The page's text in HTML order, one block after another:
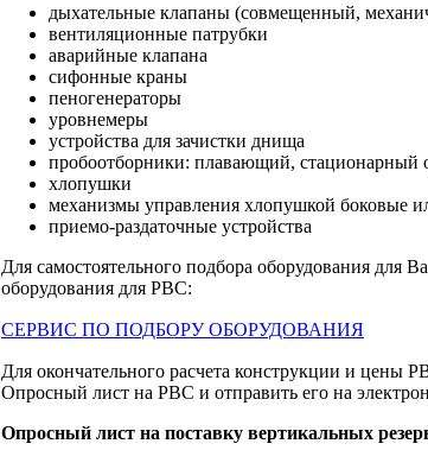
дыхательные клапаны (совмещенный,
вентиляционные патрубки
аварийные клапана
сифонные краны
пеногенераторы
уровнемеры
устройства для зачистки днища
пробоотборники: плавающий, стационарный
хлопушки
механизмы управления хлопушкой боковые
приемо-раздаточные устройства
Для самостоятельного подбора оборудования для
оборудования для РВС:
СЕРВИС ПО ПОДБОРУ ОБОРУДОВАНИЯ
Для окончательного расчета конструкции и цены
Опросный лист на РВС и отправить его на
Опросный лист на поставку вертикальных